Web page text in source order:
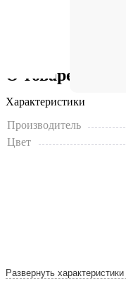
О товаре
Характеристики
Производитель
Цвет
Развернуть характеристики